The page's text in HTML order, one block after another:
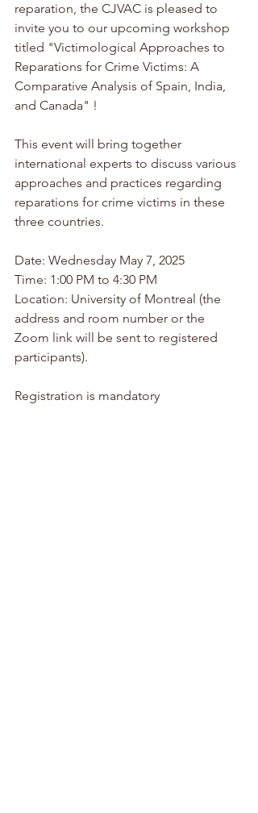
reparation, the CJVAC is pleased to
invite you to our upcoming workshop
titled "Victimological Approaches to
Reparations for Crime Victims: A
Comparative Analysis of Spain, India,
and Canada" !
This event will bring together
international experts to discuss various
approaches and practices regarding
reparations for crime victims in these
three countries.
Date: Wednesday May 7, 2025
Time: 1:00 PM to 4:30 PM
Location: University of Montreal (the
address and room number or the
Zoom link will be sent to registered
participants).
Registration is mandatory